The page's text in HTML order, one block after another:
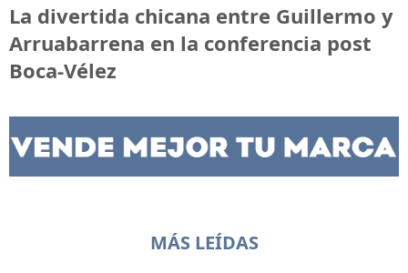
La divertida chicana entre Guillermo y
Arruabarrena en la conferencia post
Boca-Vélez
MÁS LEÍDAS